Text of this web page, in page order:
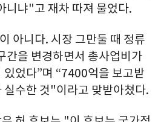
니냐"고 재차 따져 물었다.
아니다. 시장 그만둘 때 정류
간을 변경하면서 총사업비가
있었다”며 “7400억을 보고받
실수한 것"이라고 맞받아쳤다.